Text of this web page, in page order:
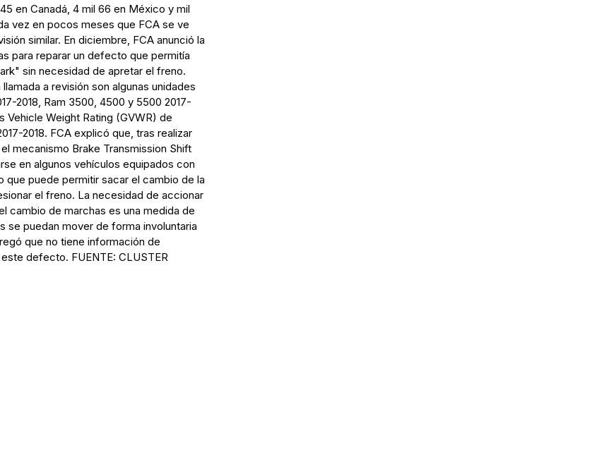
en Canadá, 4 mil 66 en México y mil
vez en pocos meses que FCA se ve
similar. En diciembre, FCA anunció la
para reparar un defecto que permitía
sin necesidad de apretar el freno.
a revisión son algunas unidades
2018, Ram 3500, 4500 y 5500 2017-
Vehicle Weight Rating (GVWR) de
2018. FCA explicó que, tras realizar
mecanismo Brake Transmission Shift
en algunos vehículos equipados con
que puede permitir sacar el cambio de la
el freno. La necesidad de accionar
cambio de marchas es una medida de
se puedan mover de forma involuntaria
que no tiene información de
defecto. FUENTE: CLUSTER